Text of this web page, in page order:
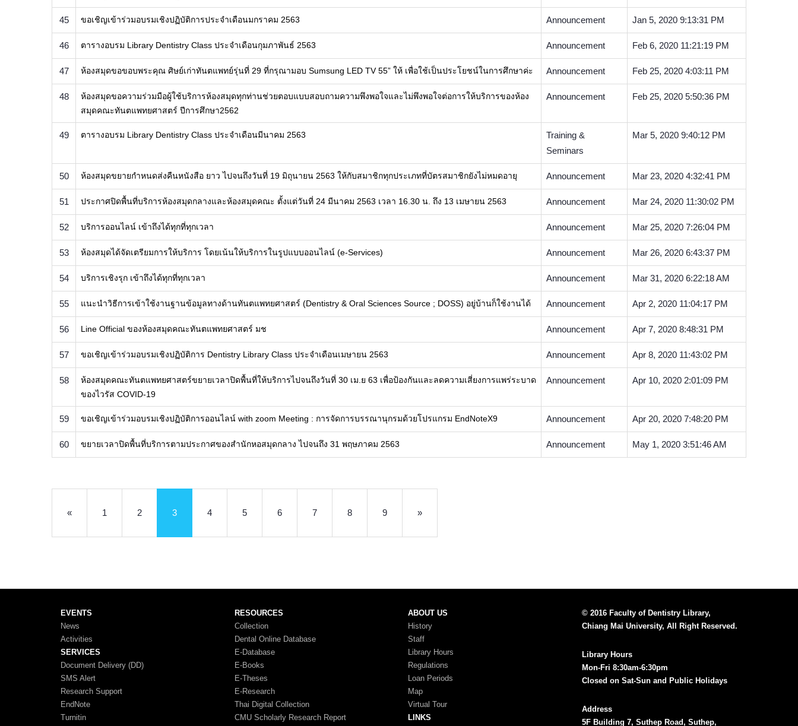
45 ขอเชิญเข้าร่วมอบรมเชิงปฏิบัติการประจำเดือนมกราคม 2563 Announcement Jan 5, 2020 9:13:31 PM
46 ตารางอบรม Library Dentistry Class ประจำเดือนกุมภาพันธ์ 2563 Announcement Feb 6, 2020 11:21:19 PM
47 ห้องสมุดขอขอบพระคุณ ศิษย์เก่าทันตแพทย์รุ่นที่ 29 ที่กรุณามอบ Sumsung LED TV 55” ให้ เพื่อใช้เป็นประโยชน์ในการศึกษาค่ะ Announcement Feb 25, 2020 4:03:11 PM
48
ห้องสมุดขอความร่วมมือผู้ใช้บริการห้องสมุดทุกท่านช่วยตอบแบบสอบถามความพึงพอใจและไม่พึงพอใจต่อการให้บริการของห้อง
สมุดคณะทันตแพทยศาสตร์ ปีการศึกษา2562
Announcement Feb 25, 2020 5:50:36 PM
49 ตารางอบรม Library Dentistry Class ประจำเดือนมีนาคม 2563
Training &
Seminars
Mar 5, 2020 9:40:12 PM
50 ห้องสมุดขยายกำหนดส่งคืนหนังสือ ยาว ไปจนถึงวันที่ 19 มิถุนายน 2563 ให้กับสมาชิกทุกประเภทที่บัตรสมาชิกยังไม่หมดอายุ Announcement Mar 23, 2020 4:32:41 PM
51 ประกาศปิดพื้นที่บริการห้องสมุดกลางและห้องสมุดคณะ ตั้งแต่วันที่ 24 มีนาคม 2563 เวลา 16.30 น. ถึง 13 เมษายน 2563 Announcement Mar 24, 2020 11:30:02 PM
52 บริการออนไลน์ เข้าถึงได้ทุกที่ทุกเวลา Announcement Mar 25, 2020 7:26:04 PM
53 ​ห้องสมุดได้จัดเตรียมการให้บริการ โดยเน้นให้บริการในรูปแบบออนไลน์ (e-Services) Announcement Mar 26, 2020 6:43:37 PM
54 บริการเชิงรุก เข้าถึงได้ทุกที่ทุกเวลา Announcement Mar 31, 2020 6:22:18 AM
55 แนะนำวิธีการเข้าใช้งานฐานข้อมูลทางด้านทันตแพทยศาสตร์ (Dentistry & Oral Sciences Source ; DOSS) อยู่บ้านก็ใช้งานได้ Announcement Apr 2, 2020 11:04:17 PM
56 Line Official ของห้องสมุดคณะทันตแพทยศาสตร์ มช Announcement Apr 7, 2020 8:48:31 PM
57 ขอเชิญเข้าร่วมอบรมเชิงปฏิบัติการ Dentistry Library Class ประจำเดือนเมษายน 2563 Announcement Apr 8, 2020 11:43:02 PM
58
ห้องสมุดคณะทันตแพทยศาสตร์ขยายเวลาปิดพื้นที่ให้บริการไปจนถึงวันที่ 30 เม.ย 63 เพื่อป้องกันและลดความเสี่ยงการแพร่ระบาด
ของไวรัส COVID-19
Announcement Apr 10, 2020 2:01:09 PM
59 ขอเชิญเข้าร่วมอบรมเชิงปฏิบัติการออนไลน์ with zoom Meeting : การจัดการบรรณานุกรมด้วยโปรแกรม EndNoteX9 Announcement Apr 20, 2020 7:48:20 PM
60 ขยายเวลาปิดพื้นที่บริการตามประกาศของสำนักหอสมุดกลาง ไปจนถึง 31 พฤษภาคม 2563 Announcement May 1, 2020 3:51:46 AM
« 1 2 3 4 5 6 7 8 9 »
EVENTS
News
Activities
SERVICES
Document Delivery (DD)
SMS Alert
Research Support
EndNote
Turnitin
RESOURCES
Collection
Dental Online Database
E-Database
E-Books
E-Theses
E-Research
Thai Digital Collection
CMU Scholarly Research Report
ABOUT US
History
Staff
Library Hours
Regulations
Loan Periods
Map
Virtual Tour
LINKS
© 2016 Faculty of Dentistry Library,
Chiang Mai University, All Right Reserved.
Library Hours
Mon-Fri 8:30am-6:30pm
Closed on Sat-Sun and Public Holidays
Address
5F Building 7, Suthep Road, Suthep,